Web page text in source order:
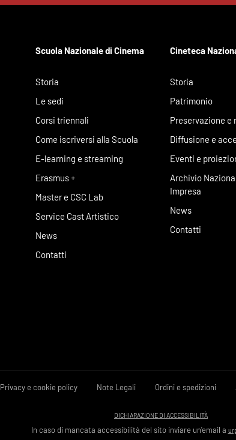
Scuola Nazionale di Cinema
Storia
Le sedi
Corsi triennali
Come iscriversi alla Scuola
E-learning e streaming
Erasmus +
Master e CSC Lab
Service Cast Artistico
News
Contatti
Cineteca
Storia
Patrimonio
Preservazione e
Diffusione e
Eventi e
Archivio
Impresa
News
Contatti
Privacy e cookie policy Note Legali Ordini e spedizioni
DICHIARAZIONE DI ACCESSIBILITÀ
In caso di mancata accessibilità del sito inviare un'email a